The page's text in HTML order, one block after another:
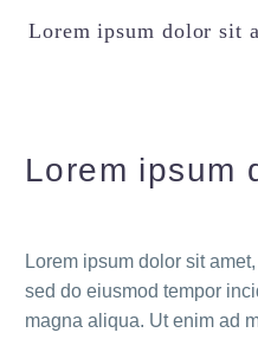
Lorem ipsum dolor sit
Lorem ipsum
Lorem ipsum dolor sit
sed do eiusmod tempor
magna aliqua. Ut enim ad